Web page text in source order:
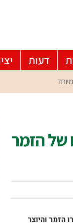
דעות
של הזמר
והיוצר